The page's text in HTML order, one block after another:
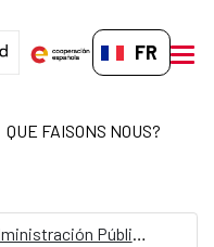
FR-FR
QUE FAISONS NOUS?
Innovación y Formación en la Administración Pública para la consolidación de la gobernanza digital